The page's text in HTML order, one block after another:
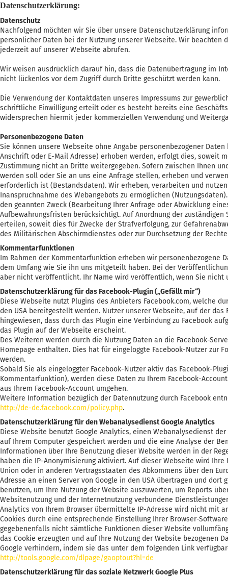
Datenschutzerklärung:
Datenschutz
Nachfolgend möchten wir Sie über unsere Datenschutzerklärung
persönlicher Daten bei der Nutzung unserer Webseite. Wir
jederzeit auf unserer Webseite abrufen.
Wir weisen ausdrücklich darauf hin, dass die Datenübertragung im
nicht lückenlos vor dem Zugriff durch Dritte geschützt werden kann.
Die Verwendung der Kontaktdaten unseres Impressums zur
schriftliche Einwilligung erteilt oder es besteht bereits eine
widersprechen hiermit jeder kommerziellen Verwendung und
Personenbezogene Daten
Sie können unsere Webseite ohne Angabe personenbezogener
Anschrift oder E-Mail Adresse) erhoben werden, erfolgt dies, soweit
Zustimmung nicht an Dritte weitergegeben. Sofern zwischen Ihnen
werden soll oder Sie an uns eine Anfrage stellen, erheben und
erforderlich ist (Bestandsdaten). Wir erheben, verarbeiten und
Inanspruchnahme des Webangebots zu ermöglichen
den geannten Zweck (Bearbeitung Ihrer Anfrage oder Abwicklung
Aufbewahrungsfristen berücksichtigt. Auf Anordnung der
erteilen, soweit dies für Zwecke der Strafverfolgung, zur
des Militärischen Abschirmdienstes oder zur Durchsetzung der
Kommentarfunktionen
Im Rahmen der Kommentarfunktion erheben wir personenbezogene
dem Umfang wie Sie ihn uns mitgeteilt haben. Bei der
aber nicht veröffentlicht. Ihr Name wird veröffentlich, wenn Sie nicht
Datenschutzerklärung für das Facebook-Plugin („Gefällt mir“)
Diese Webseite nutzt Plugins des Anbieters Facebook.com, welche
den USA bereitgestellt werden. Nutzer unserer Webseite, auf der
hingewiesen, dass durch das Plugin eine Verbindung zu Facebook
das Plugin auf der Webseite erscheint.
Des Weiteren werden durch die Nutzung Daten an die Facebook-
Homepage enthalten. Dies hat für eingeloggte Facebook-Nutzer zur
werden.
Sobald Sie als eingeloggter Facebook-Nutzer aktiv das Facebook-
Kommentarfunktion), werden diese Daten zu Ihrem Facebook-
aus Ihrem Facebook-Account umgehen.
Weitere Information bezüglich der Datennutzung durch Facebook
http://de-de.facebook.com/policy.php.
Datenschutzerklärung für den Webanalysedienst Google Analytics
Diese Website benutzt Google Analytics, einen Webanalysedienst
auf Ihrem Computer gespeichert werden und die eine Analyse der
Informationen über Ihre Benutzung dieser Website werden in der
haben die IP-Anonymisierung aktiviert. Auf dieser Webseite wird
Union oder in anderen Vertragsstaaten des Abkommens über den
Adresse an einen Server von Google in den USA übertragen und
benutzen, um Ihre Nutzung der Website auszuwerten, um Reports
Websitenutzung und der Internetnutzung verbundene
Analytics von Ihrem Browser übermittelte IP-Adresse wird nicht mit
Cookies durch eine entsprechende Einstellung Ihrer Browser-
gegebenenfalls nicht sämtliche Funktionen dieser Website
das Cookie erzeugten und auf Ihre Nutzung der Website bezogenen
Google verhindern, indem sie das unter dem folgenden Link
http://tools.google.com/dlpage/gaoptout?hl=de
Datenschutzerklärung für das soziale Netzwerk Google Plus